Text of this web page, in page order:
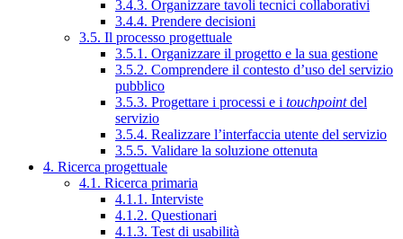
3.4.3. Organizzare tavoli tecnici collaborativi
3.4.4. Prendere decisioni
3.5. Il processo progettuale
3.5.1. Organizzare il progetto e la sua gestione
3.5.2. Comprendere il contesto d’uso del servizio
pubblico
3.5.3. Progettare i processi e i touchpointdel
servizio
3.5.4. Realizzare l’interfaccia utente del servizio
3.5.5. Validare la soluzione ottenuta
4. Ricerca progettuale
4.1. Ricerca primaria
4.1.1. Interviste
4.1.2. Questionari
4.1.3. Test di usabilità